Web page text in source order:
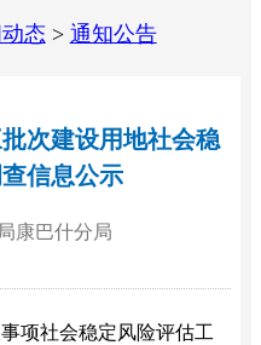
态 > 通知公告
次建设用地社会稳
信息公示
康巴什分局
项社会稳定风险评估工